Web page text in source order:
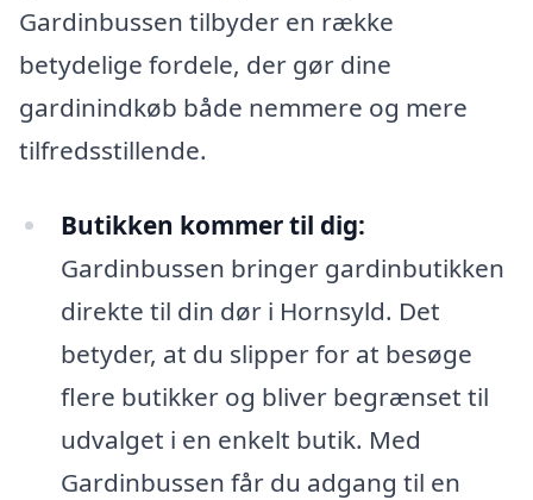
Gardinbussen tilbyder en række
betydelige fordele, der gør dine
gardinindkøb både nemmere og mere
tilfredsstillende.
Butikken kommer til dig:
Gardinbussen bringer gardinbutikken
direkte til din dør i Hornsyld. Det
betyder, at du slipper for at besøge
flere butikker og bliver begrænset til
udvalget i en enkelt butik. Med
Gardinbussen får du adgang til en